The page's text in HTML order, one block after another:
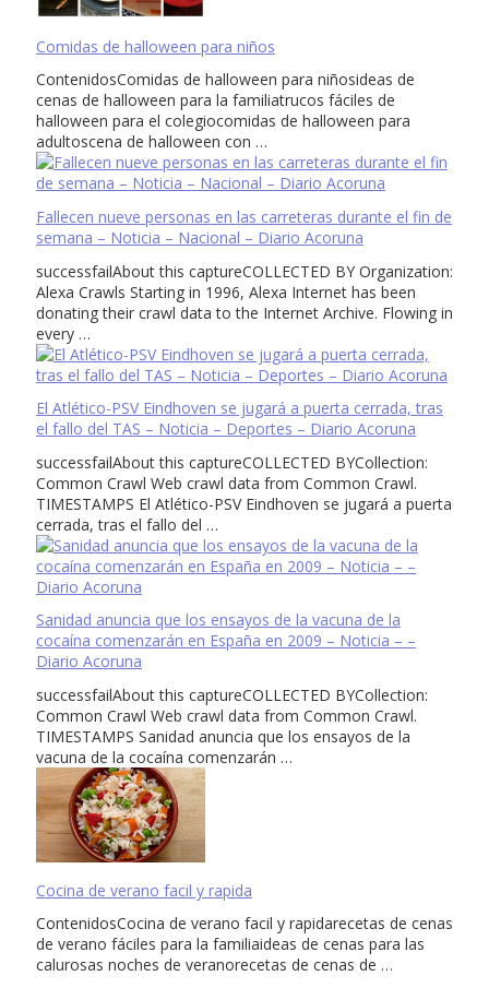
Comidas de halloween para niños
ContenidosComidas de halloween para niñosideas de
cenas de halloween para la familiatrucos fáciles de
halloween para el colegiocomidas de halloween para
adultoscena de halloween con …
Fallecen nueve personas en las carreteras durante el fin de
semana – Noticia – Nacional – Diario Acoruna
successfailAbout this captureCOLLECTED BY Organization:
Alexa Crawls Starting in 1996, Alexa Internet has been
donating their crawl data to the Internet Archive. Flowing in
every …
El Atlético-PSV Eindhoven se jugará a puerta cerrada, tras
el fallo del TAS – Noticia – Deportes – Diario Acoruna
successfailAbout this captureCOLLECTED BYCollection:
Common Crawl Web crawl data from Common Crawl.
TIMESTAMPS El Atlético-PSV Eindhoven se jugará a puerta
cerrada, tras el fallo del …
Sanidad anuncia que los ensayos de la vacuna de la
cocaína comenzarán en España en 2009 – Noticia – –
Diario Acoruna
successfailAbout this captureCOLLECTED BYCollection:
Common Crawl Web crawl data from Common Crawl.
TIMESTAMPS Sanidad anuncia que los ensayos de la
vacuna de la cocaína comenzarán …
Cocina de verano facil y rapida
ContenidosCocina de verano facil y rapidarecetas de cenas
de verano fáciles para la familiaideas de cenas para las
calurosas noches de veranorecetas de cenas de …